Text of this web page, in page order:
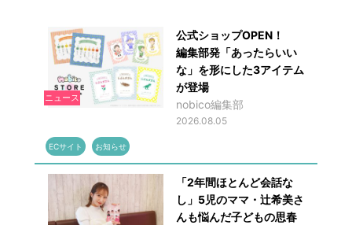
ニュース
公式ショップOPEN！
編集部発「あったらいい
な」を形にした3アイテム
が登場
nobico編集部
2026.08.05
ECサイト お知らせ
「2年間ほとんど会話な
し」5児のママ・辻希美さ
んも悩んだ子どもの思春